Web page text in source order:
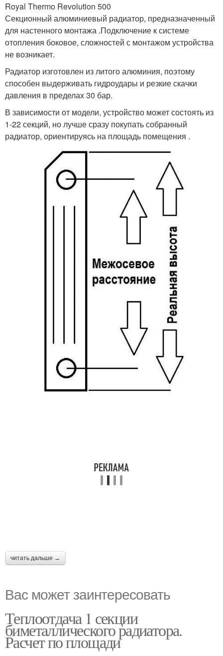
Royal Thermo Revolution 500
Секционный алюминиевый радиатор, предназначенный
для настенного монтажа .Подключение к системе
отопления боковое, сложностей с монтажом устройства
не возникает.
Радиатор изготовлен из литого алюминия, поэтому
способен выдерживать гидроудары и резкие скачки
давления в пределах 30 бар.
В зависимости от модели, устройство может состоять из
1-22 секций, но лучше сразу покупать собранный
радиатор, ориентируясь на площадь помещения .
читать дальше →
Вас может заинтересовать
Теплоотдача 1 секции
биметаллического радиатора.
Расчет по площади